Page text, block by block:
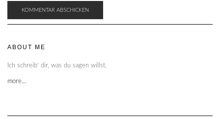
ABOUT ME
Ich schreib‘ dir, was du sagen willst.
more…